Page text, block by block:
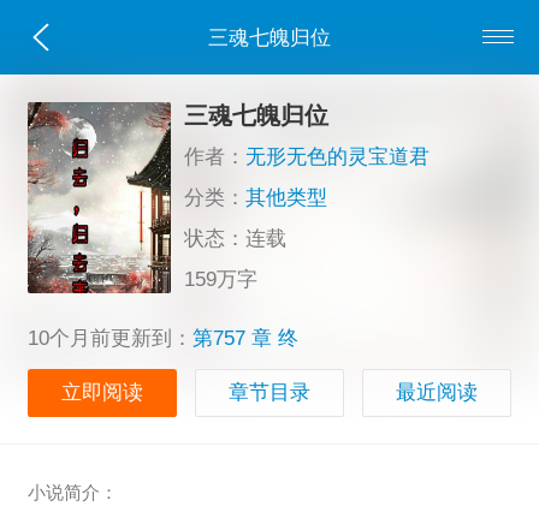
三魂七魄归位
三魂七魄归位
作者：无形无色的灵宝道君
分类：其他类型
状态：连载
159万字
10个月前更新到： 第757 章 终
立即阅读 章节目录 最近阅读
小说简介：